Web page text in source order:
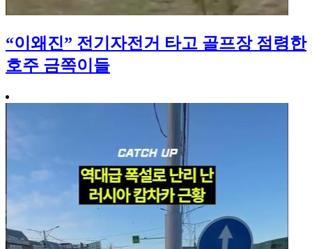
“이왜진” 전기자전거 타고 골프장 점령한
호주 금쪽이들